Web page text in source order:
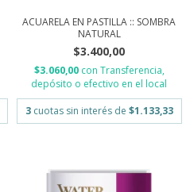
ACUARELA EN PASTILLA :: SOMBRA
NATURAL
$3.400,00
$3.060,00 con Transferencia,
depósito o efectivo en el local
3 cuotas sin interés de $1.133,33